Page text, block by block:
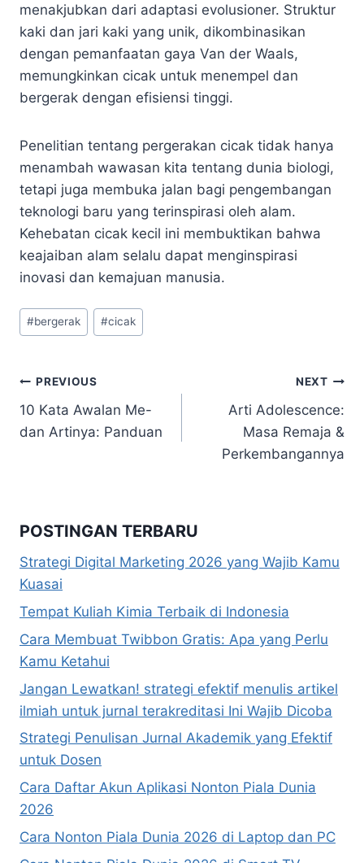
menakjubkan dari adaptasi evolusioner. Struktur
kaki dan jari kaki yang unik, dikombinasikan
dengan pemanfaatan gaya Van der Waals,
memungkinkan cicak untuk menempel dan
bergerak dengan efisiensi tinggi.
Penelitian tentang pergerakan cicak tidak hanya
menambah wawasan kita tentang dunia biologi,
tetapi juga membuka jalan bagi pengembangan
teknologi baru yang terinspirasi oleh alam.
Kehebatan cicak kecil ini membuktikan bahwa
keajaiban alam selalu dapat menginspirasi
inovasi dan kemajuan manusia.
Post
Tags:
#bergerak #cicak
Navigasi
pos
PREVIOUS
10 Kata Awalan Me-
dan Artinya: Panduan
NEXT
Arti Adolescence:
Masa Remaja &
Perkembangannya
POSTINGAN TERBARU
Strategi Digital Marketing 2026 yang Wajib Kamu
Kuasai
Tempat Kuliah Kimia Terbaik di Indonesia
Cara Membuat Twibbon Gratis: Apa yang Perlu
Kamu Ketahui
Jangan Lewatkan! strategi efektif menulis artikel
ilmiah untuk jurnal terakreditasi Ini Wajib Dicoba
Strategi Penulisan Jurnal Akademik yang Efektif
untuk Dosen
Cara Daftar Akun Aplikasi Nonton Piala Dunia
2026
Cara Nonton Piala Dunia 2026 di Laptop dan PC